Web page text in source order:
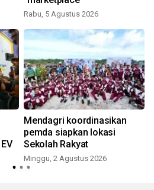
Rabu, 5 Agustus 2026
Mendagri koordinasikan
pemda siapkan lokasi
Sekolah Rakyat
Minggu, 2 Agustus 2026